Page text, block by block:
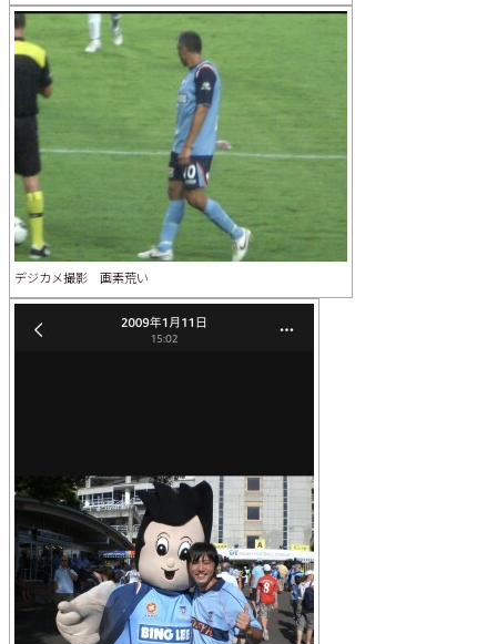
デジカメ撮影 画素荒い